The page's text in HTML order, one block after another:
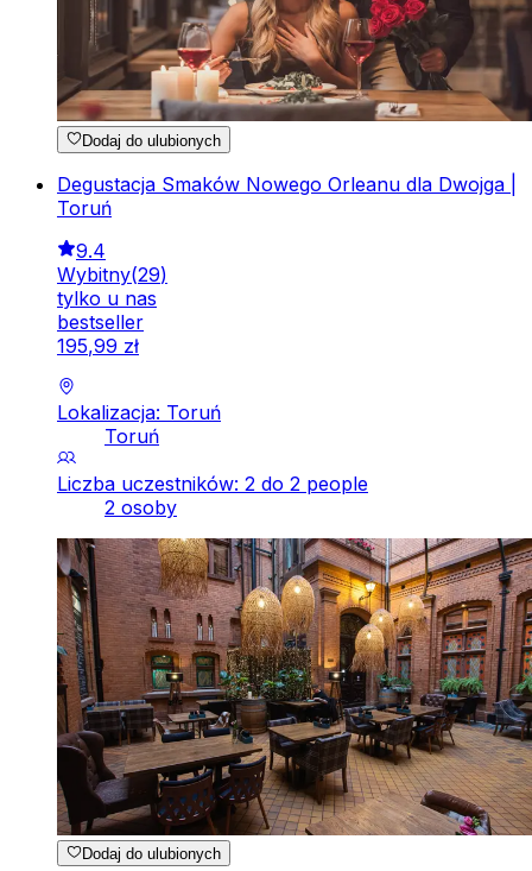
Dodaj do ulubionych
Degustacja Smaków Nowego Orleanu dla Dwojga |
Toruń
9.4
Wybitny(29)
tylko u nas
bestseller
195,99 zł
Lokalizacja: Toruń
Toruń
Liczba uczestników: 2 do 2 people
2 osoby
Dodaj do ulubionych